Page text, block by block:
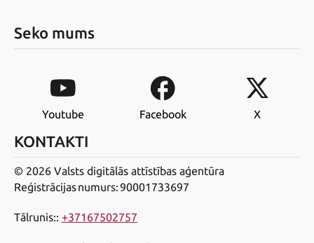
Seko mums
Youtube Facebook X
KONTAKTI
© 2026 Valsts digitālās attīstības aģentūra
Reģistrācijas numurs: 90001733697
Tālrunis:: +37167502757